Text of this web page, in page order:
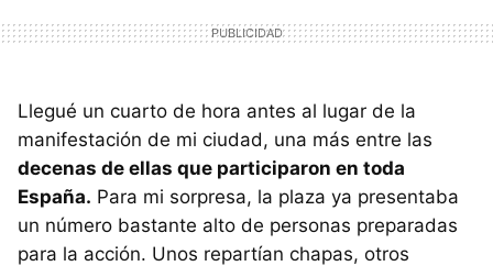
Llegué un cuarto de hora antes al lugar de la
manifestación de mi ciudad, una más entre las
decenas de ellas que participaron en toda
España. Para mi sorpresa, la plaza ya presentaba
un número bastante alto de personas preparadas
para la acción. Unos repartían chapas, otros